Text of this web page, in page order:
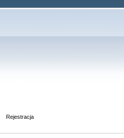
Rejestracja